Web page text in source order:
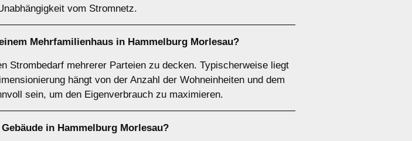
vom Stromnetz.
Mehrfamilienhaus in Hammelburg Morlesau?
Strombedarf mehrerer Parteien zu decken. Typischerweise liegt
hängt von der Anzahl der Wohneinheiten und dem
sein, um den Eigenverbrauch zu maximieren.
in Hammelburg Morlesau?